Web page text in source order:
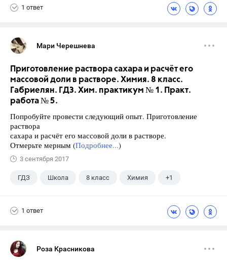
1 ответ
Мари Черешнева
Приготовление раствора сахара и расчёт его
массовой доли в растворе. Химия. 8 класс.
Габриелян. ГДЗ. Хим. практикум № 1. Практ.
работа № 5.
Попробуйте провести следующий опыт. Приготовление
раствора
сахара и расчёт его массовой доли в растворе.
Отмерьте мерным (Подробнее...)
3 сентября 2017
ГДЗ Школа 8 класс Химия +1
1 ответ
Роза Красникова